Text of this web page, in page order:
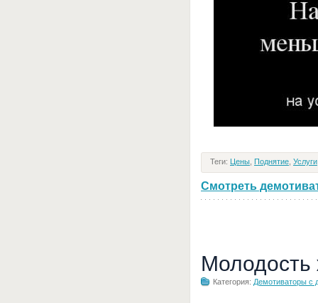
Теги: Цены Поднятие Услуги
Смотреть
Молодость
Категория: Демотиваторы с